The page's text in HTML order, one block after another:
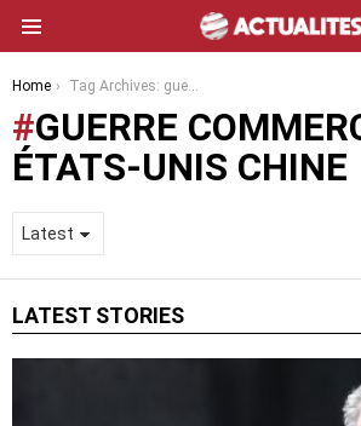
You are here:
Home Tag Archives: guerre commerciale États-Unis Chine
GUERRE
ÉTATS-UNIS CHINE
LATEST STORIES